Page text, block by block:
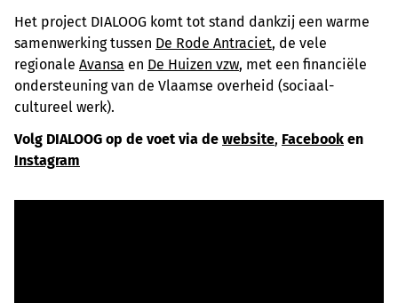
Het project DIALOOG komt tot stand dankzij een warme
samenwerking tussen De Rode Antraciet, de vele
regionale Avansa en De Huizen vzw, met een financiële
ondersteuning van de Vlaamse overheid (sociaal-
cultureel werk).
Volg DIALOOG op de voet via de website, Facebook en
Instagram